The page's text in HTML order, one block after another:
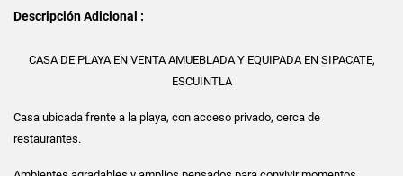
Descripción Adicional :
CASA DE PLAYA EN VENTA AMUEBLADA Y EQUIPADA EN SIPACATE,
ESCUINTLA
Casa ubicada frente a la playa, con acceso privado, cerca de
restaurantes.